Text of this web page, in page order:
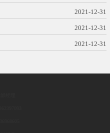
2021-12-31
2021-12-31
2021-12-31